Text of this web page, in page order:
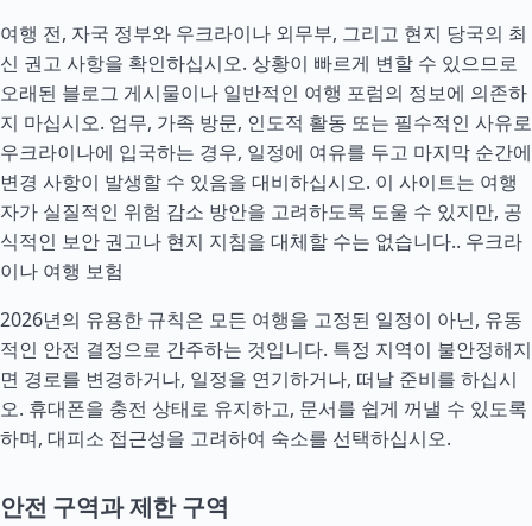
여행 전, 자국 정부와 우크라이나 외무부, 그리고 현지 당국의 최
신 권고 사항을 확인하십시오. 상황이 빠르게 변할 수 있으므로
오래된 블로그 게시물이나 일반적인 여행 포럼의 정보에 의존하
지 마십시오. 업무, 가족 방문, 인도적 활동 또는 필수적인 사유로
우크라이나에 입국하는 경우, 일정에 여유를 두고 마지막 순간에
변경 사항이 발생할 수 있음을 대비하십시오. 이 사이트는 여행
자가 실질적인 위험 감소 방안을 고려하도록 도울 수 있지만, 공
식적인 보안 권고나 현지 지침을 대체할 수는 없습니다.. 우크라
이나 여행 보험
2026년의 유용한 규칙은 모든 여행을 고정된 일정이 아닌, 유동
적인 안전 결정으로 간주하는 것입니다. 특정 지역이 불안정해지
면 경로를 변경하거나, 일정을 연기하거나, 떠날 준비를 하십시
오. 휴대폰을 충전 상태로 유지하고, 문서를 쉽게 꺼낼 수 있도록
하며, 대피소 접근성을 고려하여 숙소를 선택하십시오.
안전 구역과 제한 구역